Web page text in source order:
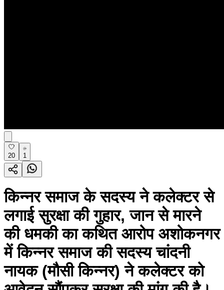
20 1
किन्नर समाज के सदस्य ने कलेक्टर से
लगाई सुरक्षा की गुहार, जान से मारने
की धमकी का कथित आरोप अशोकनगर
में किन्नर समाज की सदस्य चांदनी
नायक (मौसी किन्नर) ने कलेक्टर को